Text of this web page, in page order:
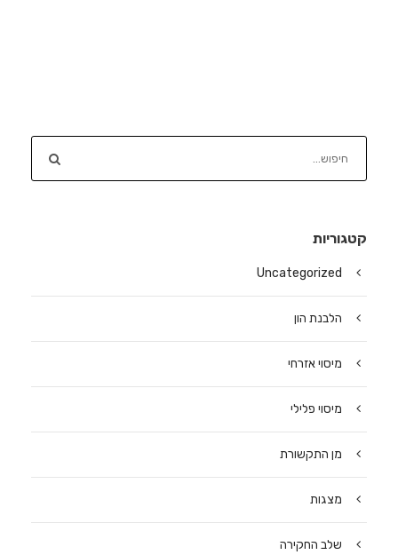
קטגוריות
Uncategorized
הלבנת הון
מיסוי אזרחי
מיסוי פלילי
מן התקשורת
מצגות
שלב החקירה